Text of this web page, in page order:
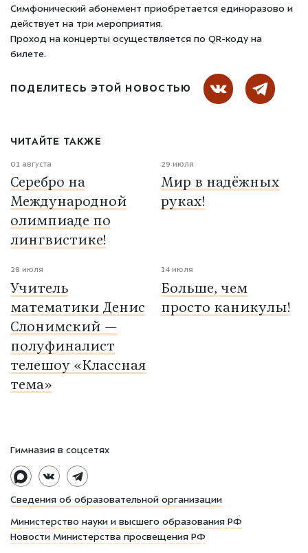
Симфонический абонемент приобретается единоразово и
действует на три мероприятия.
Проход на концерты осуществляется по QR-коду на
билете.
ПОДЕЛИТЕСЬ ЭТОЙ НОВОСТЬЮ
ЧИТАЙТЕ ТАКЖЕ
01 августа
Серебро на
Международной
олимпиаде по
лингвистике!
29 июля
Мир в надёжных
руках!
28 июля
Учитель
математики Денис
Слонимский —
полуфиналист
телешоу «Классная
тема»
14 июля
Больше, чем
просто каникулы!
Сведения об образовательной организации
Министерство науки и высшего образования РФ
Новости Министерства просвещения РФ
Гимназия в соцсетях